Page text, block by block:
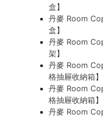
盒】
丹麥 Room
盒】
丹麥 Room
架】
丹麥 Room
格抽屜收納箱】
丹麥 Room
格抽屜收納箱】
丹麥 Room
盒】
丹麥 Room
盒】
丹麥 Room
架】
丹麥 Room
格抽屜收納箱】
丹麥 Room
格抽屜收納箱】
丹麥 Room